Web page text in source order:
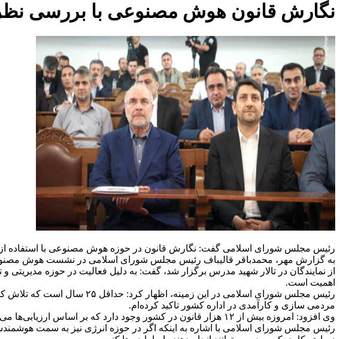
نگارش قانون هوش مصنوعی با بررسی
رئیس مجلس شورای اسلامی گفت: نگارش قانون در حوزه هوش مصنوعی با استفاده از
به گزارش مهر، محمدباقر قالیباف رئیس مجلس شورای اسلامی در نشست هوش
از نمایندگان در تالار شهید مدرس برگزار شد، گفت: به دلیل فعالیت در حوزه
اهمیت است.
رئیس مجلس شورای اسلامی در
مردمی سازی و کارآمدی در اداره کشور تاکید کرده‌ام.
وی افزود: امروزه بیش از ۱۲ هزار قانون در کشور وجود دارد که بر اساس ارزیابی‌ها می‌توان پیش‌بینی کرد که دو سوم آنها باید تنقیح شوند زیرا سبب تورم در حوزه قانون کشور شده‌اند.
رئیس مجلس شورای اسلامی با اشاره به اینکه اگر در حوزه انرژی نیز به سمت